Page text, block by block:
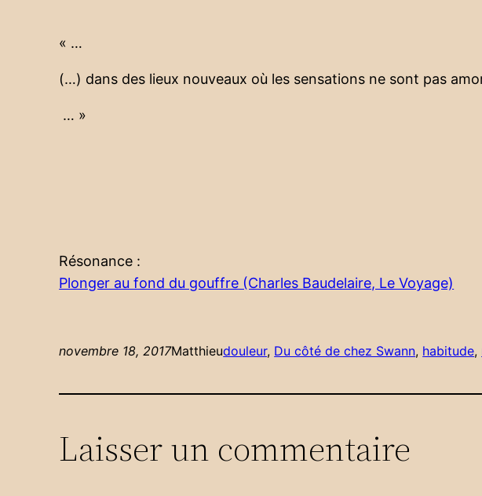
« …
(…) dans des lieux nouveaux où les sensations ne sont pas
… »
Résonance :
Plonger au fond du gouffre (Charles Baudelaire, Le Voyage)
novembre 18, 2017Matthieudouleur, Du côté de chez Swann, habitude,
Laisser un commentaire